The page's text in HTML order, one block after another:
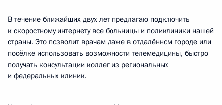
В течение ближайших двух лет предлагаю подключить
к скоростному интернету все больницы и поликлиники нашей
страны. Это позволит врачам даже в отдалённом городе или
посёлке использовать возможности телемедицины, быстро
получать консультации коллег из региональных
и федеральных клиник.